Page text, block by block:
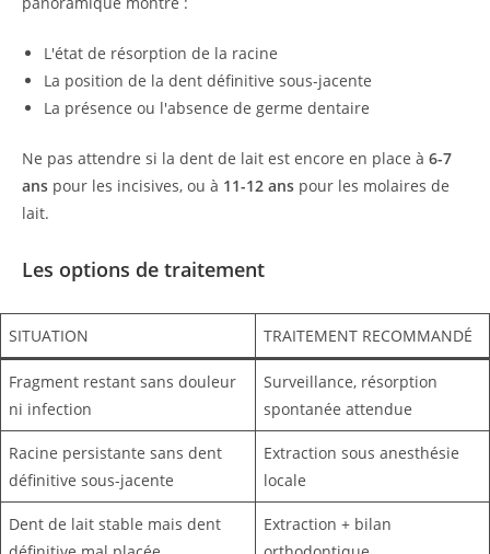
L'état de résorption de la racine
La position de la dent définitive sous-jacente
La présence ou l'absence de germe dentaire
Ne pas attendre si la dent de lait est encore en place à 6-7
ans pour les incisives, ou à 11-12 ans pour les molaires de
lait.
Les options de traitement
SITUATION TRAITEMENT RECOMMANDÉ
Fragment restant sans douleur
ni infection
Surveillance, résorption
spontanée attendue
Racine persistante sans dent
définitive sous-jacente
Extraction sous anesthésie
locale
Dent de lait stable mais dent
Extraction + bilan